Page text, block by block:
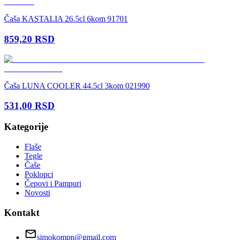
Čaša KASTALIA 26.5cl 6kom 91701
859,20 RSD
Čaša LUNA COOLER 44.5cl 3kom 021990
531,00 RSD
Kategorije
Flaše
Tegle
Čaše
Poklopci
Čepovi i Pampuri
Novosti
Kontakt
simokompn@gmail.com